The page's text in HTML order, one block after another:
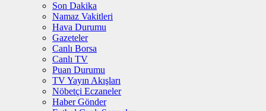
Son Dakika
Namaz Vakitleri
Hava Durumu
Gazeteler
Canlı Borsa
Canlı TV
Puan Durumu
TV Yayın Akışları
Nöbetçi Eczaneler
Haber Gönder